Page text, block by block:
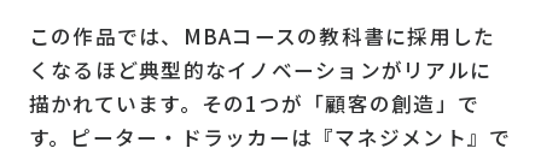
この作品では、MBAコースの教科書に採用した
くなるほど典型的なイノベーションがリアルに
描かれています。その1つが「顧客の創造」で
す。ピーター・ドラッカーは『マネジメント』で